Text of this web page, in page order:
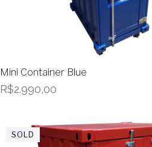
Mini Container Blue
R$2.990,00